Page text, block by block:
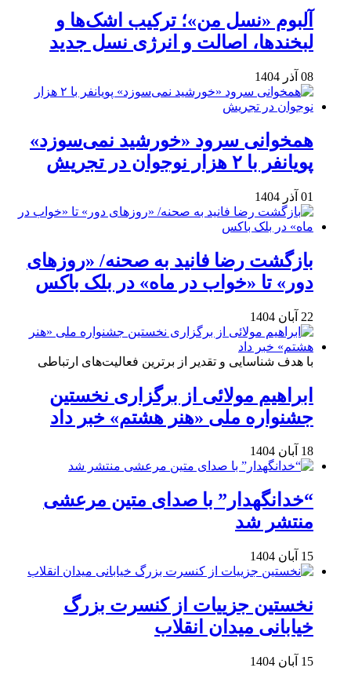
آلبوم «نسل من»؛ ترکیب اشک‌ها و
لبخندها، اصالت و انرژی نسل جدید
08 آذر 1404
همخوانی سرود «خورشید نمی‌سوزد»
پویانفر با ۲ هزار نوجوان در تجریش
01 آذر 1404
بازگشت رضا فانید به صحنه/ «روزهای
دور» تا «خواب در ماه» در بلک باکس
22 آبان 1404
با هدف شناسایی و تقدیر از برترین فعالیت‌های ارتباطی
ابراهیم مولائی از برگزاری نخستین
جشنواره ملی «هنر هشتم» خبر داد
18 آبان 1404
“خدانگهدار” با صدای متین مرعشی
منتشر شد
15 آبان 1404
نخستین جزییات از کنسرت بزرگ
خیابانی میدان انقلاب
15 آبان 1404